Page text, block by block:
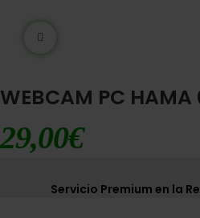
WEBCAM PC
29,00€
Servicio Premium en la